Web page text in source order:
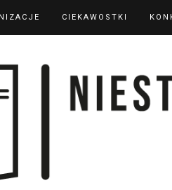
CIEKAWOSTKI